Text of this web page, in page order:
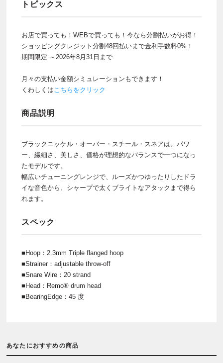
トピックス
お店で買っても！WEBで買っても！今なら分割払いがお得！
ショッピングクレジット分割48回払いまで金利手数料0%！
期間限定 ～2026年8月31日まで
月々の支払い金額シミュレーションもできます！
くわしくはこちらをクリック
商品説明
ブラックニッケル・オーバー・スチール・スネアは、パワ
ー、繊細さ、美しさ、価格が理想的なバランスで一つになっ
たモデルです。
幅広いチューニングレンジで、ルーズかつゆったりしたドラ
イな音色から、シャープで太くブライトなアタックまで得ら
れます。
スペック
■Hoop：2.3mm Triple flanged hoop
■Strainer：adjustable throw-off
■Snare Wire：20 strand
■Head：Remo® drum head
■BearingEdge：45 度
あなたにおすすめの商品